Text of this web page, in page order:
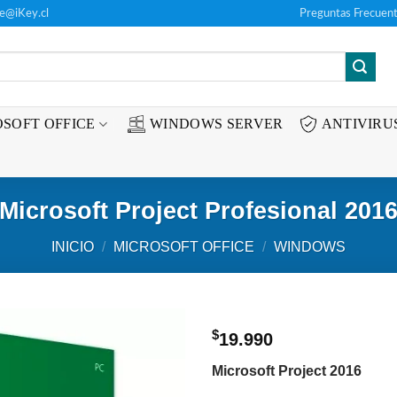
Preguntas
OFFICE WINDOWS SERVER
Microsoft Project Profesional 2016
INICIO / MICROSOFT OFFICE / WINDOWS
$19.990
Microsoft Project 2016